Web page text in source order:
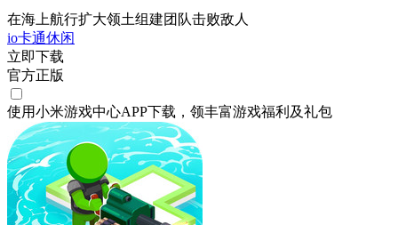
在海上航行扩大领土组建团队击败敌人
io卡通休闲
立即下载
官方正版
使用小米游戏中心APP下载 ，领丰富游戏福利 及礼包